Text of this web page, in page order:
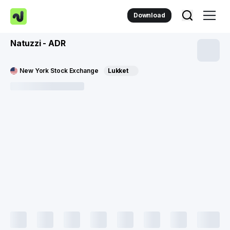
Download
Natuzzi - ADR
New York Stock Exchange Lukket